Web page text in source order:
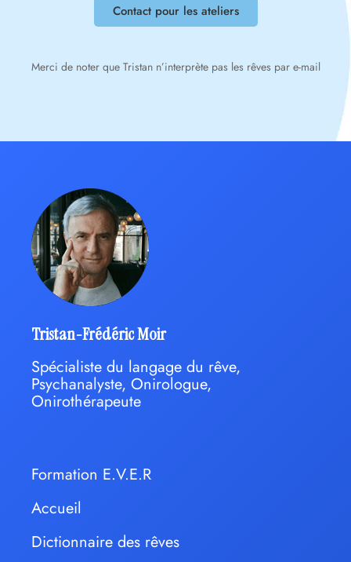
Contact pour les ateliers
Merci de noter que Tristan n’interprète pas les rêves par e-mail
Tristan-Frédéric Moir
Spécialiste du langage du rêve,
Psychanalyste, Onirologue,
Onirothérapeute
Formation E.V.E.R
Accueil
Dictionnaire des rêves